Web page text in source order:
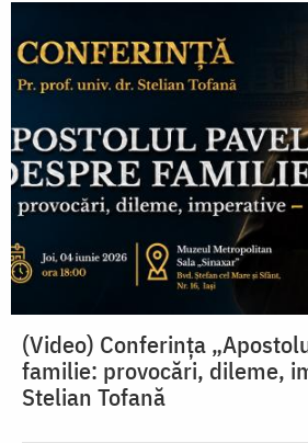
(Video) Conferința
familie: provocări, dileme,
Stelian Tofană